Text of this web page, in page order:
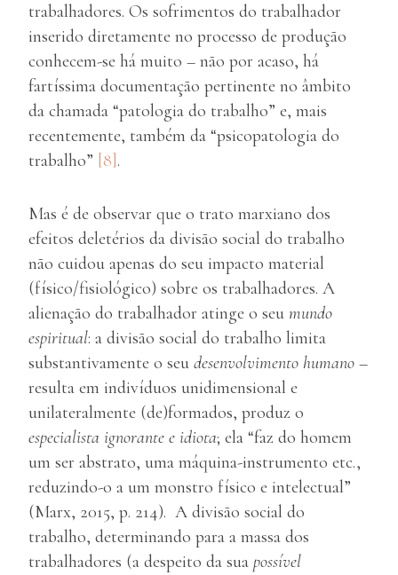
trabalhadores. Os sofrimentos do trabalhador
inserido diretamente no processo de produção
conhecem-se há muito – não por acaso, há
fartíssima documentação pertinente no âmbito
da chamada “patologia do trabalho” e, mais
recentemente, também da “psicopatologia do
trabalho” [8].
Mas é de observar que o trato marxiano dos
efeitos deletérios da divisão social do trabalho
não cuidou apenas do seu impacto material
(físico/fisiológico) sobre os trabalhadores. A
alienação do trabalhador atinge o seu mundo
espiritual: a divisão social do trabalho limita
substantivamente o seu desenvolvimento humano –
resulta em indivíduos unidimensional e
unilateralmente (de)formados, produz o
especialista ignorante e idiota; ela “faz do homem
um ser abstrato, uma máquina-instrumento etc.,
reduzindo-o a um monstro físico e intelectual”
(Marx, 2015, p. 214). A divisão social do
trabalho, determinando para a massa dos
trabalhadores (a despeito da sua possível